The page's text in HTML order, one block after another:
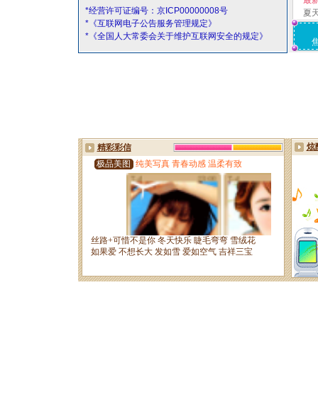
*经营许可证编号：京ICP00000008号
*《互联网电子公告服务管理规定》
*《全国人大常委会关于维护互联网安全的规定》
夏